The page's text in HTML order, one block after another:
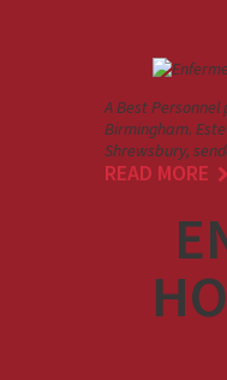
A Best
Birmingham.
Shrewsbury,
READ MORE